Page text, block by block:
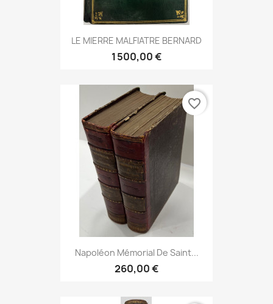
LE MIERRE MALFIATRE BERNARD
1 500,00 €
Napoléon Mémorial De Saint...
260,00 €
favorite_border